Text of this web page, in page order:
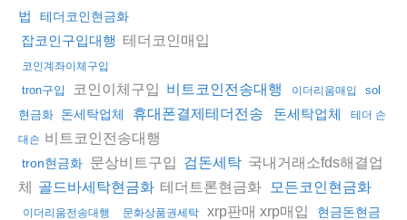
법
테더코인현금화
잡코인구입대행 테더코인매입
코인계좌이체구입
tron구입 코인이체구입 비트코인전송대행 이더리움매입
sol
현금화 돈세탁업체 휴대폰결제테더전송 돈세탁업체
테더 손
대손 비트코인전송대행
tron현금화 문상비트구입 검돈세탁 국내거래소fds해결업
체 골드바세탁현금화 테더트론현금화 모든코인현금화
이더리움전송대행 문화상품권세탁 xrp판매 xrp매입
현금돈현금